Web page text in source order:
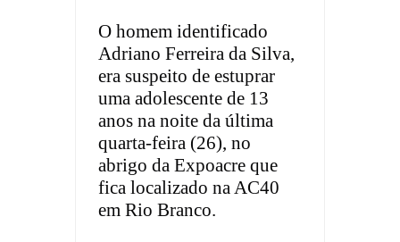
O homem identificado
Adriano Ferreira da Silva,
era suspeito de estuprar
uma adolescente de 13
anos na noite da última
quarta-feira (26), no
abrigo da Expoacre que
fica localizado na AC40
em Rio Branco.